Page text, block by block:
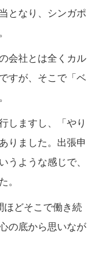
となり、シンガポ
会社とは全くカル
すが、そこで「ベ
しますし、「やり
りました。出張申
うような感じで、
。
ほどそこで働き続
の底から思いなが